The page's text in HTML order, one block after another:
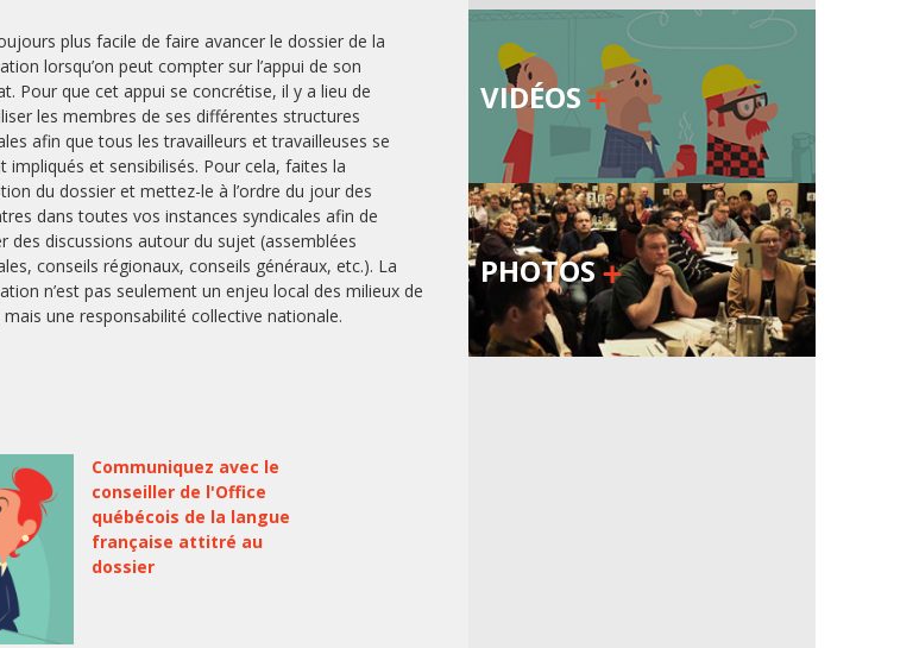
plus facile de faire avancer le dossier de la
lorsqu’on peut compter sur l’appui de son
Pour que cet appui se concrétise, il y a lieu de
les membres de ses différentes structures
afin que tous les travailleurs et travailleuses se
impliqués et sensibilisés. Pour cela, faites la
du dossier et mettez-le à l’ordre du jour des
dans toutes vos instances syndicales afin de
des discussions autour du sujet (assemblées
conseils régionaux, conseils généraux, etc.). La
n’est pas seulement un enjeu local des milieux de
une responsabilité collective nationale.
Communiquez avec le
conseiller de l'Office
québécois de la langue
française attitré au
dossier
VIDÉOS
PHOTOS